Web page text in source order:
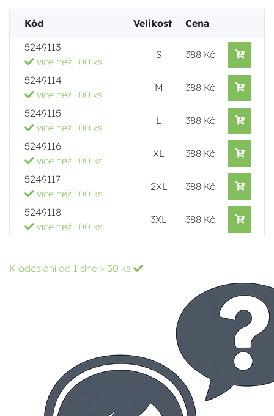
Kód Velikost
Cena
5249113
více než 100 ks
S 388 Kč
5249114
více než 100 ks
M 388 Kč
5249115
více než 100 ks
L 388 Kč
5249116
více než 100 ks
XL 388 Kč
5249117
více než 100 ks
2XL 388 Kč
5249118
více než 100 ks
3XL 388 Kč
K odeslání do 1 dne > 50 ks